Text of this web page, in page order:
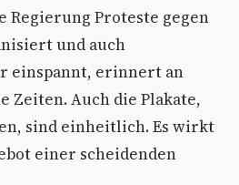
Regierung Proteste gegen
und auch
einspannt, erinnert an
Zeiten. Auch die Plakate,
sind einheitlich. Es wirkt
einer scheidenden